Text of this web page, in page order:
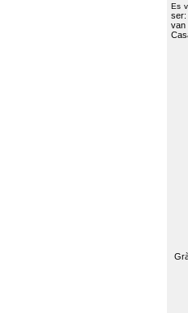
Es
ser:
van